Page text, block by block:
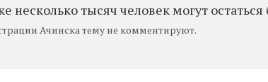
несколько тысяч человек могут остаться
Ачинска тему не комментируют.